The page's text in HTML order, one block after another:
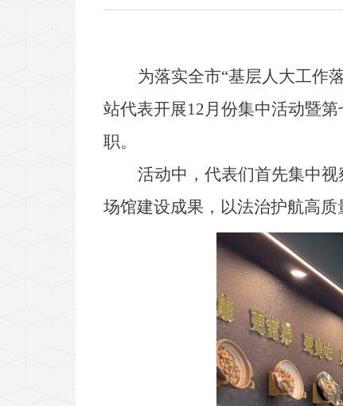
为落实全市“基层人大工作
站代表开展12月份集中活动暨
职。
活动中，代表们首先集中
场馆建设成果，以法治护航高质